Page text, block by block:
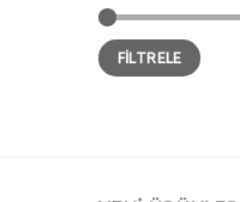
En
düşük
fiyat
En
yüksek
fiyat
FILTRELE